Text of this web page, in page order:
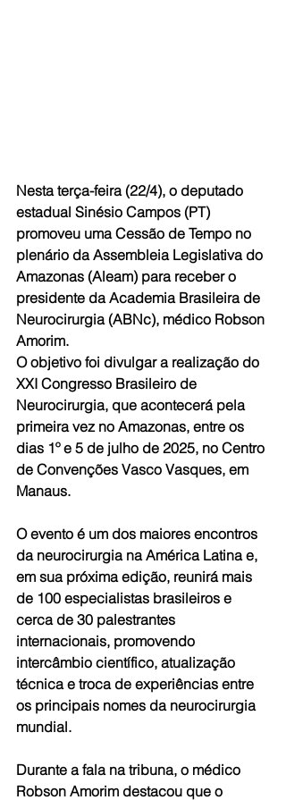
Nesta terça-feira (22/4), o deputado
estadual Sinésio Campos (PT)
promoveu uma Cessão de Tempo no
plenário da Assembleia Legislativa do
Amazonas (Aleam) para receber o
presidente da Academia Brasileira de
Neurocirurgia (ABNc), médico Robson
Amorim.
O objetivo foi divulgar a realização do
XXI Congresso Brasileiro de
Neurocirurgia, que acontecerá pela
primeira vez no Amazonas, entre os
dias 1º e 5 de julho de 2025, no Centro
de Convenções Vasco Vasques, em
Manaus.
O evento é um dos maiores encontros
da neurocirurgia na América Latina e,
em sua próxima edição, reunirá mais
de 100 especialistas brasileiros e
cerca de 30 palestrantes
internacionais, promovendo
intercâmbio científico, atualização
técnica e troca de experiências entre
os principais nomes da neurocirurgia
mundial.
Durante a fala na tribuna, o médico
Robson Amorim destacou que o